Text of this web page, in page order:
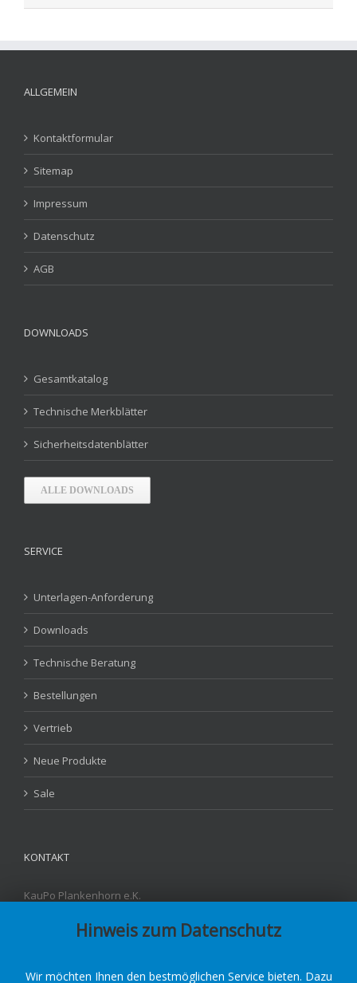
ALLGEMEIN
Kontaktformular
Sitemap
Impressum
Datenschutz
AGB
DOWNLOADS
Gesamtkatalog
Technische Merkblätter
Sicherheitsdatenblätter
ALLE DOWNLOADS
SERVICE
Unterlagen-Anforderung
Downloads
Technische Beratung
Bestellungen
Vertrieb
Neue Produkte
Sale
KONTAKT
KauPo Plankenhorn e.K.
D - 78549 Spaichingen
E-Mail:info@kaupo.de
Hinweis zum Datenschutz
Wir möchten Ihnen den bestmöglichen Service bieten. Dazu